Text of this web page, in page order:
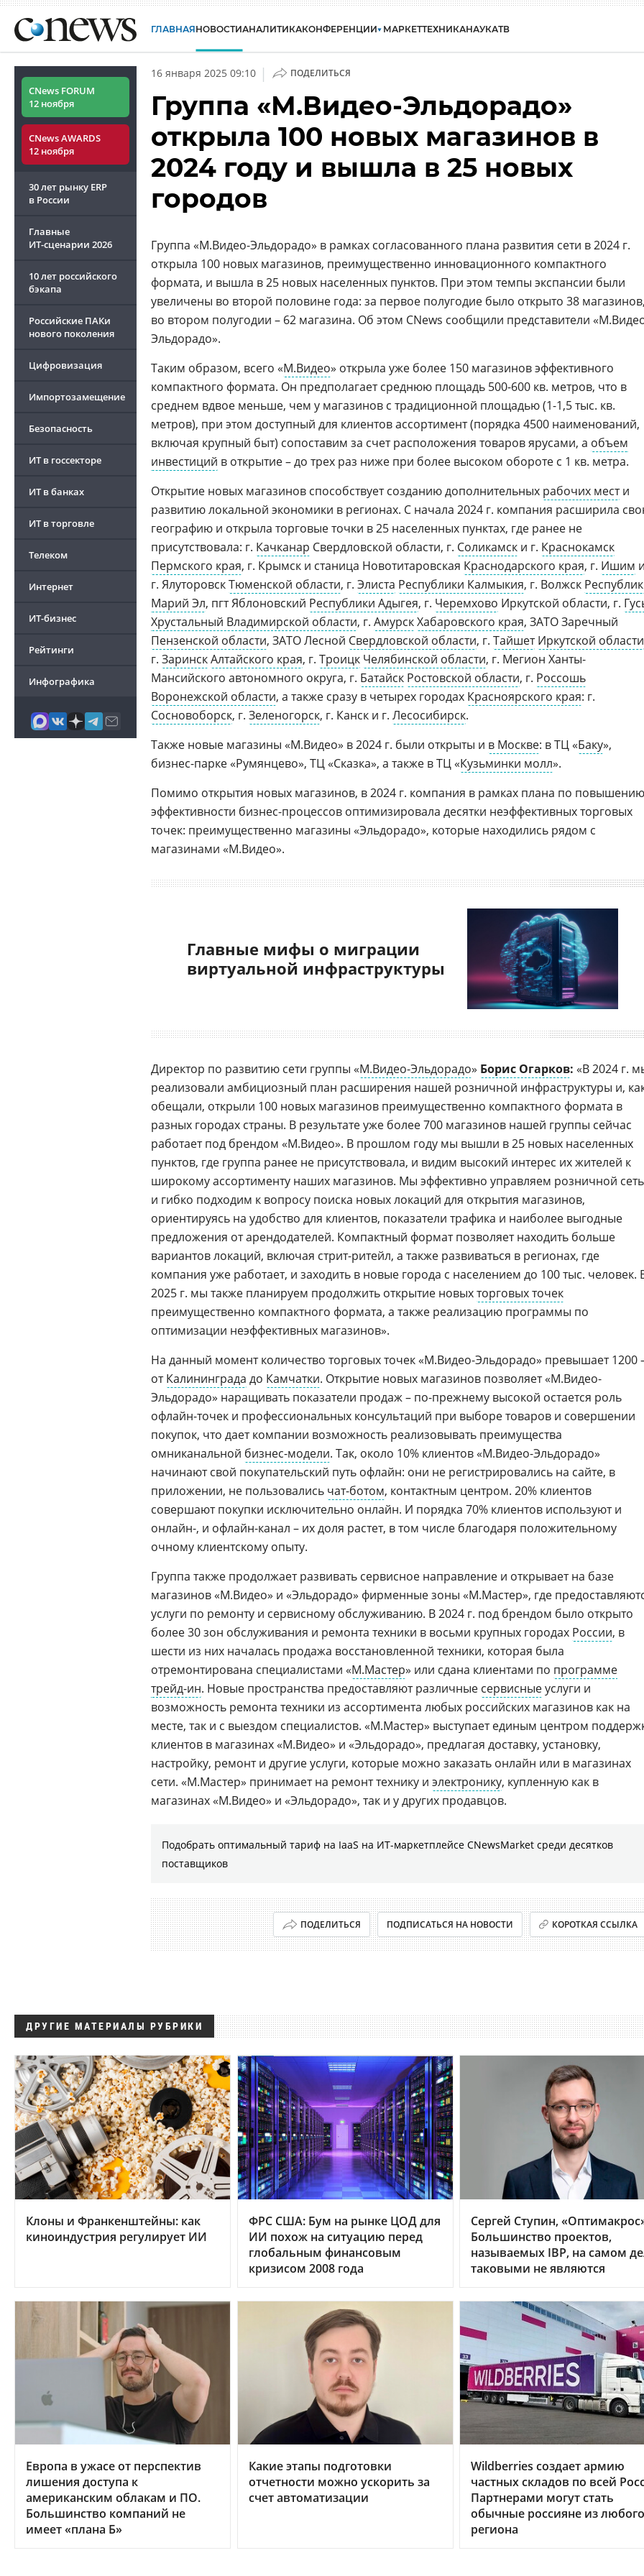
ГЛАВНАЯНОВОСТИАНАЛИТИКАКОНФЕРЕНЦИИ МАРКЕТТЕХНИКАНАУКАТВ
CNews FORUM
12 ноября
CNews AWARDS
12 ноября
30 лет рынку ERP
в России
Главные
ИТ-сценарии 2026
10 лет российского
бэкапа
Российские ПАКи
нового поколения
Цифровизация
Импортозамещение
Безопасность
ИТ в госсекторе
ИТ в банках
ИТ в торговле
Телеком
Интернет
ИТ-бизнес
Рейтинги
Инфографика
16 января 2025 09:10 | ПОДЕЛИТЬСЯ
Группа «М.Видео-Эльдорадо»
открыла 100 новых магазинов в
2024 году и вышла в 25 новых
городов
Группа «М.Видео-Эльдорадо» в рамках согласованного плана развития сети в 2024 г.
открыла 100 новых магазинов, преимущественно инновационного компактного
формата, и вышла в 25 новых населенных пунктов. При этом темпы экспансии были
увеличены во второй половине года: за первое полугодие было открыто 38
во втором полугодии – 62 магазина. Об этом CNews сообщили представители
Эльдорадо».
Таким образом, всего «М.Видео» открыла уже более 150 магазинов эффективного
компактного формата. Он предполагает среднюю площадь 500-600 кв. метров, что в
среднем вдвое меньше, чем у магазинов с традиционной площадью (1-1,5 тыс. кв.
метров), при этом доступный для клиентов ассортимент (порядка 4500 наименований,
включая крупный быт) сопоставим за счет расположения товаров ярусами, а объем
инвестиций в открытие – до трех раз ниже при более высоком обороте с 1 кв. метра.
Открытие новых магазинов способствует созданию дополнительных рабочих мести
развитию локальной экономики в регионах. С начала 2024 г. компания расширила
географию и открыла торговые точки в 25 населенных пунктах, где ранее не
присутствовала: г. Качканар Свердловской области, г. Соликамск и г. Краснокамск
Пермского края, г. Крымск и станица Новотитаровская Краснодарского края, г. Ишим
г. ЯлуторовскТюменской области, г. Элиста Республики Калмыкия, г. Волжск
Марий Эл, пгт Яблоновский Республики Адыгея, г. Черемхово Иркутской области, г.
Хрустальный Владимирской области, г. АмурскХабаровского края, ЗАТО Заречный
Пензенской области, ЗАТО Лесной Свердловской области, г. Тайшет Иркутской области
г. ЗаринскАлтайского края, г. Троицк Челябинской области, г. Мегион Ханты-
Мансийского автономного округа, г. Батайск Ростовской области, г. Россошь
Воронежской области, а также сразу в четырех городах Красноярского края: г.
Сосновоборск, г. Зеленогорск, г. Канск и г. Лесосибирск.
Также новые магазины «М.Видео» в 2024 г. были открыты и в Москве: в ТЦ «Баку»,
бизнес-парке «Румянцево», ТЦ «Сказка», а также в ТЦ «Кузьминки молл».
Помимо открытия новых магазинов, в 2024 г. компания в рамках плана по повышению
эффективности бизнес-процессов оптимизировала десятки неэффективных торговых
точек: преимущественно магазины «Эльдорадо», которые находились рядом с
магазинами «М.Видео».
Главные мифы о миграции
виртуальной инфраструктуры
Директор по развитию сети группы «М.Видео-Эльдорадо» Борис Огарков: «В 2024 г.
реализовали амбициозный план расширения нашей розничной инфраструктуры и,
обещали, открыли 100 новых магазинов преимущественно компактного формата в
разных городах страны. В результате уже более 700 магазинов нашей группы сейчас
работает под брендом «М.Видео». В прошлом году мы вышли в 25 новых населенных
пунктов, где группа ранее не присутствовала, и видим высокий интерес их жителей к
широкому ассортименту наших магазинов. Мы эффективно управляем розничной
и гибко подходим к вопросу поиска новых локаций для открытия магазинов,
ориентируясь на удобство для клиентов, показатели трафика и наиболее выгодные
предложения от арендодателей. Компактный формат позволяет находить больше
вариантов локаций, включая стрит-ритейл, а также развиваться в регионах, где
компания уже работает, и заходить в новые города с населением до 100 тыс. человек.
2025 г. мы также планируем продолжить открытие новыхторговых точек
преимущественно компактного формата, а также реализацию программы по
оптимизации неэффективных магазинов».
На данный момент количество торговых точек «М.Видео-Эльдорадо» превышает 1200
отКалининграда до Камчатки. Открытие новых магазинов позволяет «М.Видео-
Эльдорадо» наращивать показатели продаж – по-прежнему высокой остается роль
офлайн-точек и профессиональных консультаций при выборе товаров и совершении
покупок, что дает компании возможность реализовывать преимущества
омниканальной бизнес-модели. Так, около 10% клиентов «М.Видео-Эльдорадо»
начинают свой покупательский путь офлайн: они не регистрировались на сайте, в
приложении, не пользовались чат-ботом, контактным центром. 20% клиентов
совершают покупки исключительно онлайн. И порядка 70% клиентов используют и
онлайн-, и офлайн-канал – их доля растет, в том числе благодаря положительному
очному клиентскому опыту.
Группа также продолжает развивать сервисное направление и открывает на базе
магазинов «М.Видео» и «Эльдорадо» фирменные зоны «М.Мастер», где
услуги по ремонту и сервисному обслуживанию. В 2024 г. под брендом было открыто
более 30 зон обслуживания и ремонта техники в восьми крупных городах России, в
шести из них началась продажа восстановленной техники, которая была
отремонтирована специалистами «М.Мастер» или сдана клиентами по программе
трейд-ин. Новые пространства предоставляют различные сервисныеуслуги и
возможность ремонта техники из ассортимента любых российских магазинов как на
месте, так и с выездом специалистов. «М.Мастер» выступает единым центром
клиентов в магазинах «М.Видео» и «Эльдорадо», предлагая доставку, установку,
настройку, ремонт и другие услуги, которые можно заказать онлайн или в магазинах
сети. «М.Мастер» принимает на ремонт технику и электронику, купленную как в
магазинах «М.Видео» и «Эльдорадо», так и у других продавцов.
Подобрать оптимальный тариф на IaaS на ИТ-маркетплейсе CNewsMarket среди десятков
поставщиков
ПОДЕЛИТЬСЯ ПОДПИСАТЬСЯ НА НОВОСТИ КОРОТКАЯ ССЫЛКА
ДРУГИЕ МАТЕРИАЛЫ РУБРИКИ
Клоны и Франкенштейны: как
киноиндустрия регулирует ИИ
ФРС США: Бум на рынке ЦОД для
ИИ похож на ситуацию перед
глобальным финансовым
кризисом 2008 года
Сергей Ступин,
Большинство проектов,
называемых IBP, на самом
таковыми не являются
Европа в ужасе от перспектив
лишения доступа к
американским облакам и ПО.
Большинство компаний не
имеет «плана Б»
Какие этапы подготовки
отчетности можно ускорить за
счет автоматизации
Wildberries создает армию
частных складов по всей
Партнерами могут стать
обычные россияне из любого
региона